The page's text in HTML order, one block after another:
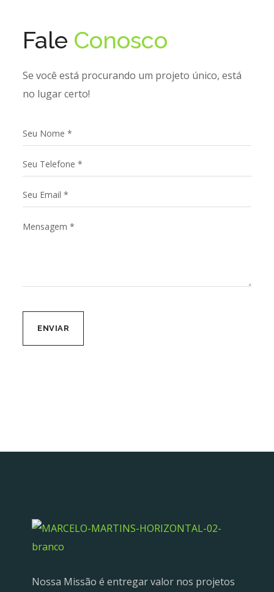
Fale Conosco
Se você está procurando um projeto único, está
no lugar certo!
Nossa Missão é entregar valor nos projetos